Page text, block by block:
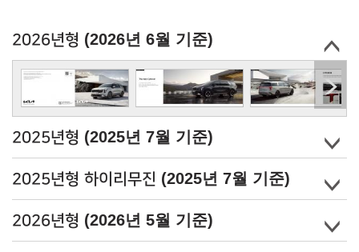
2026년형 (2026년 6월 기준)
2025년형 (2025년 7월 기준)
2025년형 하이리무진 (2025년 7월 기준)
2026년형 (2026년 5월 기준)